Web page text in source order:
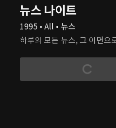
뉴스 나이트
1995 • All • 뉴스
하루의 모든 뉴스, 그 이면으